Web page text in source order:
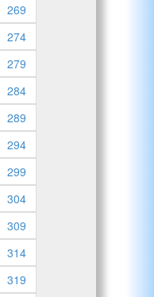
269
274
279
284
289
294
299
304
309
314
319